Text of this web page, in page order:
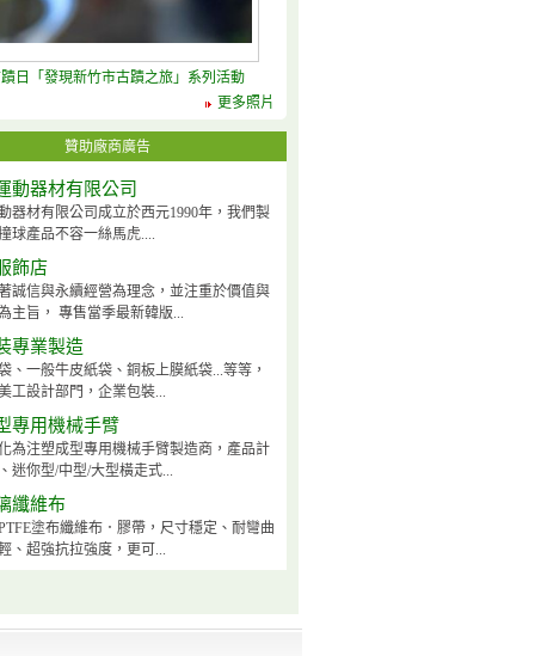
日「發現新竹市古蹟之旅」系列活動
更多照片
贊助廠商廣告
動器材有限公司
器材有限公司成立於西元1990年，我們製
球產品不容一絲馬虎....
飾店
誠信與永續經營為理念，並注重於價值與
主旨， 專售當季最新韓版...
專業製造
、一般牛皮紙袋、銅板上膜紙袋...等等，
工設計部門，企業包裝...
專用機械手臂
為注塑成型專用機械手臂製造商，產品計
迷你型/中型/大型橫走式...
纖維布
塗布纖維布．膠帶，尺寸穩定、耐彎曲
、超強抗拉強度，更可...